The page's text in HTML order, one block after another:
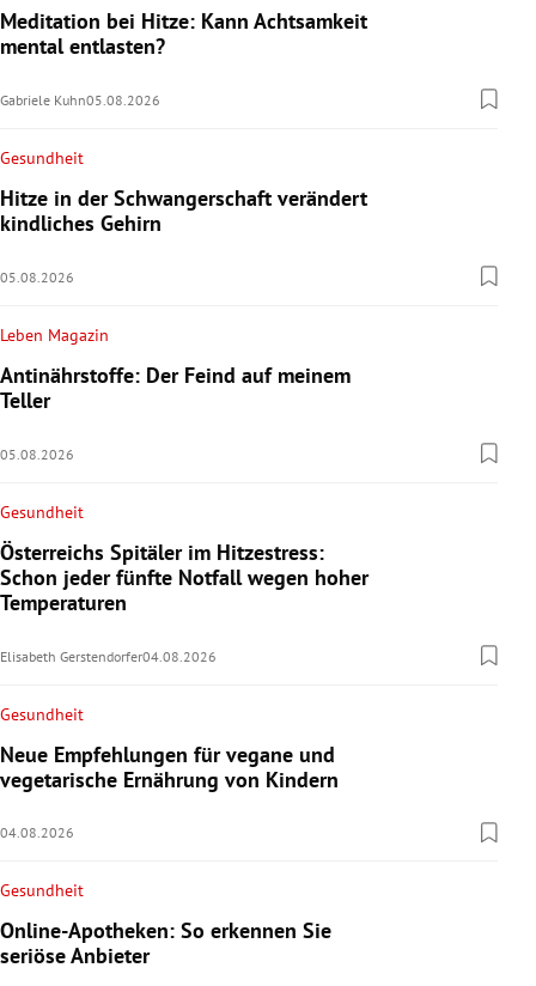
Meditation bei Hitze: Kann Achtsamkeit
mental entlasten?
Gabriele Kuhn05.08.2026
Gesundheit
Hitze in der Schwangerschaft verändert
kindliches Gehirn
05.08.2026
Leben Magazin
Antinährstoffe: Der Feind auf meinem
Teller
05.08.2026
Gesundheit
Österreichs Spitäler im Hitzestress:
Schon jeder fünfte Notfall wegen hoher
Temperaturen
Elisabeth Gerstendorfer04.08.2026
Gesundheit
Neue Empfehlungen für vegane und
vegetarische Ernährung von Kindern
04.08.2026
Gesundheit
Online-Apotheken: So erkennen Sie
seriöse Anbieter